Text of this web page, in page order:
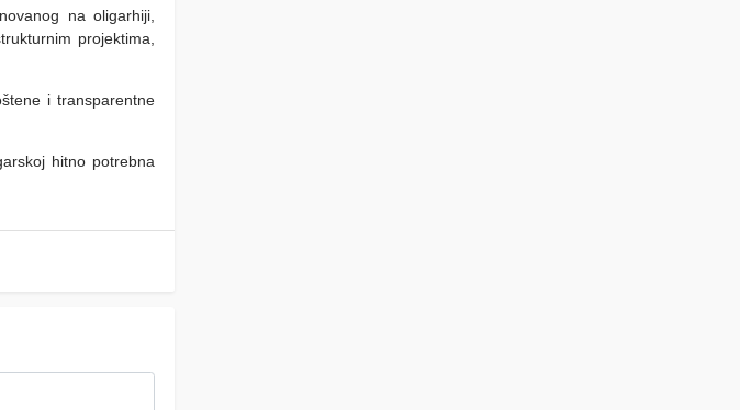
na oligarhiji,
projektima,
i transparentne
hitno potrebna